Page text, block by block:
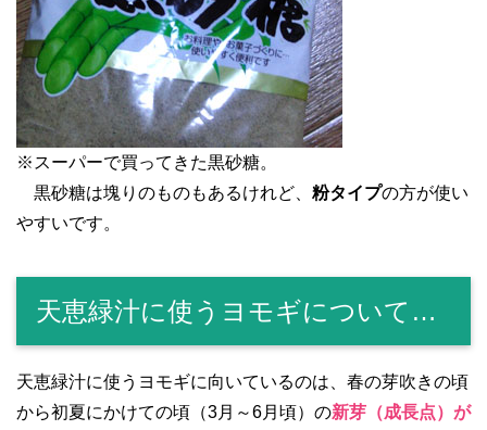
※スーパーで買ってきた黒砂糖。
黒砂糖は塊りのものもあるけれど、 粉タイプの方が使い
やすいです。
天恵緑汁に使うヨモギについて…
天恵緑汁に使うヨモギに向いているのは、春の芽吹きの頃
から初夏にかけての頃（3月～6月頃）の新芽（成長点）が